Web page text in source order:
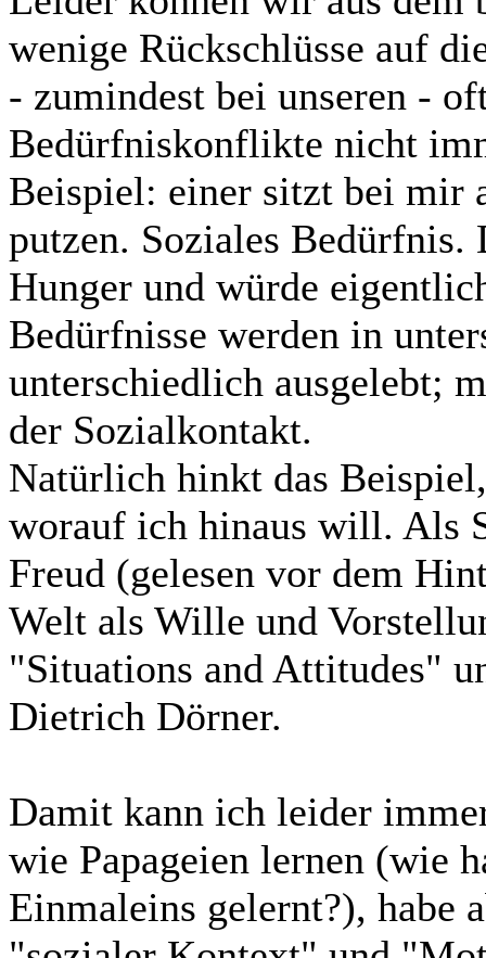
wenige Rückschlüsse auf
- zumindest bei unseren -
Bedürfniskonflikte nicht
Beispiel: einer sitzt bei mir
putzen. Soziales
Hunger und würde
Bedürfnisse werden in
unterschiedlich ausgelebt;
der Sozialkontakt.
Natürlich hinkt das
worauf ich hinaus will. Als
Freud (gelesen vor dem
Welt als Wille und
"Situations and Attitudes"
Dietrich Dörner.
Damit kann ich leider
wie Papageien lernen (wie
Einmaleins gelernt?), habe